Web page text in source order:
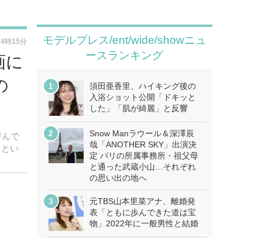
に
んで
い
時15分
モデルプレス/ent/wide/showニュ
ースランキング
須田亜香里、ハイキング後の
入浴ショット公開「ドキッと
した」「肌が綺麗」と反響
Snow Manラウール＆深澤辰
哉「ANOTHER SKY」出演決
定 パリの所属事務所・祖父母
と通った武蔵小山…それぞれ
の思い出の地へ
元TBS山本里菜アナ、離婚発
表「ともに歩んできた道は宝
物」2022年に一般男性と結婚